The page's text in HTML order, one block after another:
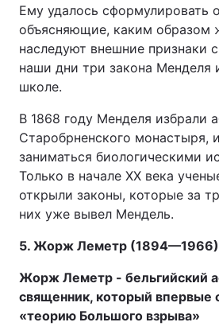
Ему удалось сформулировать
объясняющие, каким образом
наследуют внешние признаки
наши дни три закона Менделя
школе.
В 1868 году Менделя избрали
Старобрненского монастыря,
заниматься биологическими
Только в начале XX века
открыли законы, которые за
них уже вывел Мендель.
5. Жорж Леметр (1894—1966)
Жорж Леметр - бельгийский
священник, который впервые
«теорию Большого взрыва»